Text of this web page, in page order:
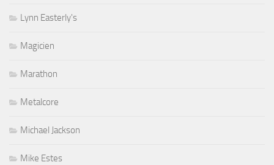
Lynn Easterly's
Magicien
Marathon
Metalcore
Michael Jackson
Mike Estes